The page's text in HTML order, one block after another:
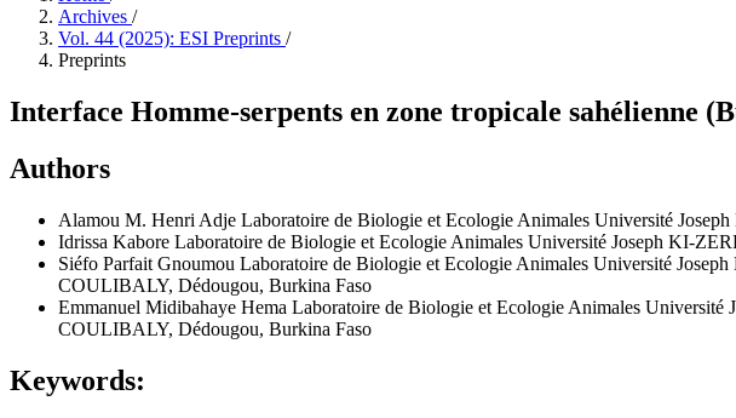
Archives /
Vol. 44 (2025): ESI Preprints /
Preprints
Interface Homme-serpents en zone tropicale sahélienne
Authors
Alamou M. Henri Adje Laboratoire de Biologie et Ecologie Animales Université
Idrissa Kabore Laboratoire de Biologie et Ecologie Animales Université Joseph KI-
Siéfo Parfait Gnoumou Laboratoire de Biologie et Ecologie Animales Université
COULIBALY, Dédougou, Burkina Faso
Emmanuel Midibahaye Hema Laboratoire de Biologie et Ecologie Animales
COULIBALY, Dédougou, Burkina Faso
Keywords: